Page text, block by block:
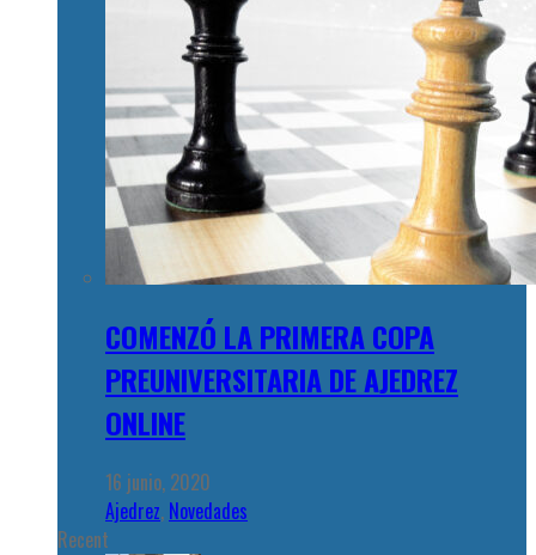
COMENZÓ LA PRIMERA COPA
PREUNIVERSITARIA DE AJEDREZ
ONLINE
16 junio, 2020
Ajedrez, Novedades
Recent